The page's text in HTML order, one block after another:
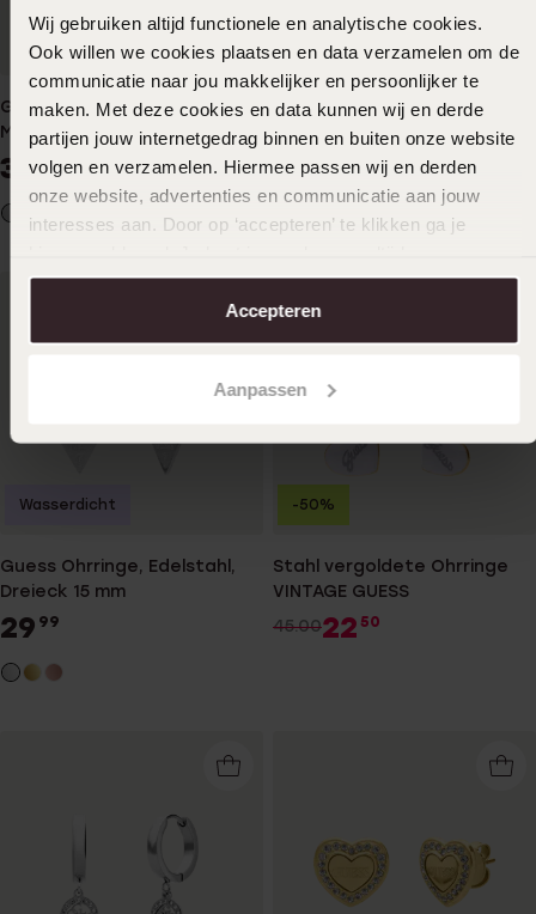
Wij gebruiken altijd functionele en analytische cookies.
Ook willen we cookies plaatsen en data verzamelen om de
communicatie naar jou makkelijker en persoonlijker te
maken. Met deze cookies en data kunnen wij en derde
partijen jouw internetgedrag binnen en buiten onze website
volgen en verzamelen. Hiermee passen wij en derden
onze website, advertenties en communicatie aan jouw
interesses aan. Door op ‘accepteren’ te klikken ga je
aanpassen. Lees er meer over in onscookiebeleid.
Accepteren
Aanpassen
Guess Edelstahl-Ohrringe
MOON PHASES
3900
Guess-Ohrringe, Edelstahl,
rotvergoldet, GUESS-Logo,
2999
Guess Ohrringe, Edelstahl,
Dreieck 15 mm
29 99
Wasserdicht
Stahl vergoldete Ohrringe
VINTAGE GUESS
45.0022 50
-50%